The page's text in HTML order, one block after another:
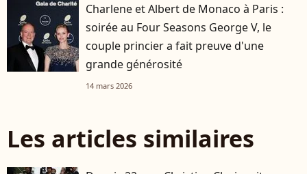
Charlene et Albert de Monaco à Paris :
soirée au Four Seasons George V, le
couple princier a fait preuve d'une
grande générosité
14 mars 2026
Les articles similaires